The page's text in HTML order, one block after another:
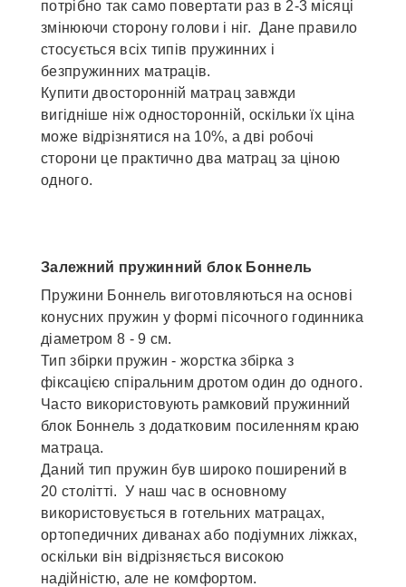
потрібно так само повертати раз в 2-3 місяці
змінюючи сторону голови і ніг. Дане правило
стосується всіх типів пружинних і
безпружинних матраців.
Купити двосторонній матрац завжди
вигідніше ніж односторонній, оскільки їх ціна
може відрізнятися на 10%, а дві робочі
сторони це практично два матрац за ціною
одного.
Залежний пружинний блок Боннель
Пружини Боннель виготовляються на основі
конусних пружин у формі пісочного годинника
діаметром 8 - 9 см.
Тип збірки пружин - жорстка збірка з
фіксацією спіральним дротом один до одного.
Часто використовують рамковий пружинний
блок Боннель з додатковим посиленням краю
матраца.
Даний тип пружин був широко поширений в
20 столітті. У наш час в основному
використовується в готельних матрацах,
ортопедичних диванах або подіумних ліжках,
оскільки він відрізняється високою
надійністю, але не комфортом.